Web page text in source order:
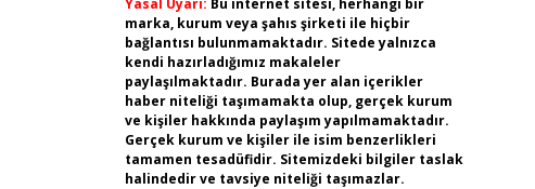
Yasal Uyarı: Bu internet sitesi, herhangi bir
marka, kurum veya şahıs şirketi ile hiçbir
bağlantısı bulunmamaktadır. Sitede yalnızca
kendi hazırladığımız makaleler
paylaşılmaktadır. Burada yer alan içerikler
haber niteliği taşımamakta olup, gerçek kurum
ve kişiler hakkında paylaşım yapılmamaktadır.
Gerçek kurum ve kişiler ile isim benzerlikleri
tamamen tesadüfidir. Sitemizdeki bilgiler taslak
halindedir ve tavsiye niteliği taşımazlar.